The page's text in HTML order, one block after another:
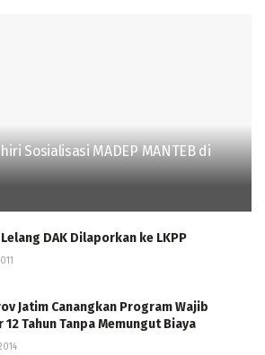
Sosialisasi MADEP MANTEB di
DAK Dilaporkan ke LKPP
Jatim Canangkan Program Wajib
12 Tahun Tanpa Memungut Biaya